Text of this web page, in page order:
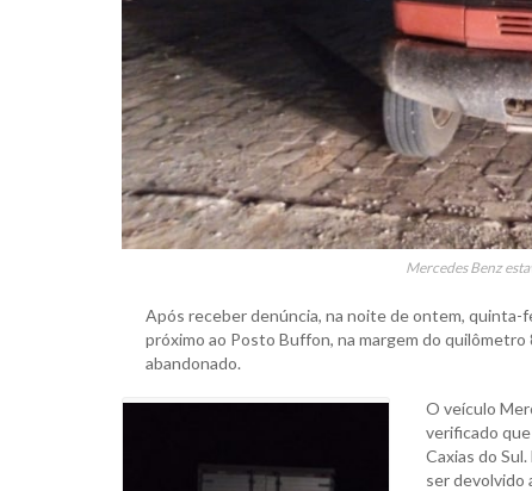
Mercedes Benz
Após receber denúncia, na noite de ontem, quinta-
próximo ao Posto Buffon, na margem do quilômetro
abandonado.
O veículo
verificado
Caxias do
ser devolvido